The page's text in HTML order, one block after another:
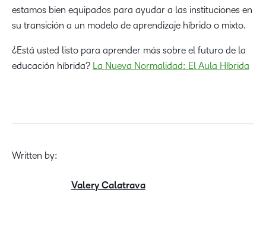
estamos bien equipados para ayudar a las instituciones en
su transición a un modelo de aprendizaje híbrido o mixto.
¿Está usted listo para aprender más sobre el futuro de la
educación híbrida?
La Nueva Normalidad: El Aula Híbrida
Written by:
Valery Calatrava